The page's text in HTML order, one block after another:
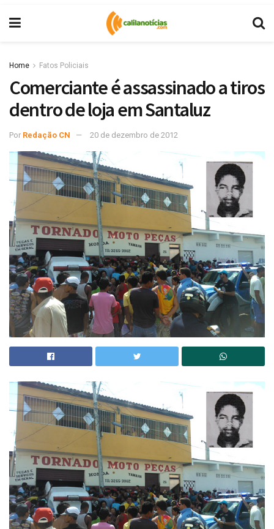
Home Fatos Policiais
Comerciante é assassinado a tiros
dentro de loja em Santaluz
Por Redação CN 20 de dezembro de 2012